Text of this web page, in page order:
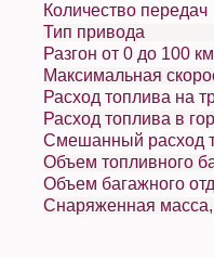
Количество передач
Тип привода
Разгон от 0 до 100
Расход топлива на
Расход топлива в
Смешанный расход